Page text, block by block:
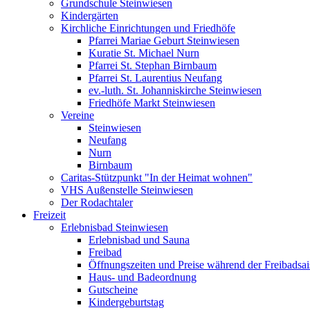
Grundschule Steinwiesen
Kindergärten
Kirchliche Einrichtungen und Friedhöfe
Pfarrei Mariae Geburt Steinwiesen
Kuratie St. Michael Nurn
Pfarrei St. Stephan Birnbaum
Pfarrei St. Laurentius Neufang
ev.-luth. St. Johanniskirche Steinwiesen
Friedhöfe Markt Steinwiesen
Vereine
Steinwiesen
Neufang
Nurn
Birnbaum
Caritas-Stützpunkt "In der Heimat wohnen"
VHS Außenstelle Steinwiesen
Der Rodachtaler
Freizeit
Erlebnisbad Steinwiesen
Erlebnisbad und Sauna
Freibad
Öffnungszeiten und Preise während der
Haus- und Badeordnung
Gutscheine
Kindergeburtstag